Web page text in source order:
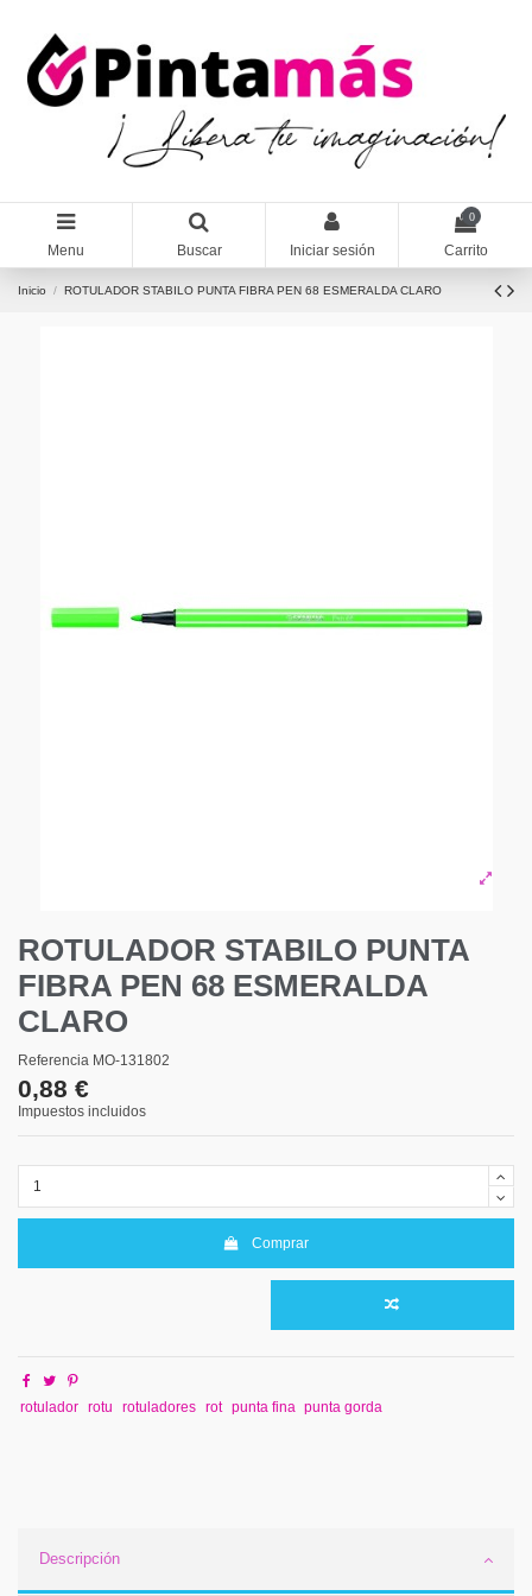
Menu Buscar Iniciar sesión
0
Carrito
Inicio ROTULADOR STABILO PUNTA FIBRA PEN 68 ESMERALDA CLARO
ROTULADOR STABILO PUNTA
FIBRA PEN 68 ESMERALDA
CLARO
Referencia MO-131802
0,88 €
Impuestos incluidos
Comprar
rotulador rotu rotuladores rot punta fina punta gorda
Descripción